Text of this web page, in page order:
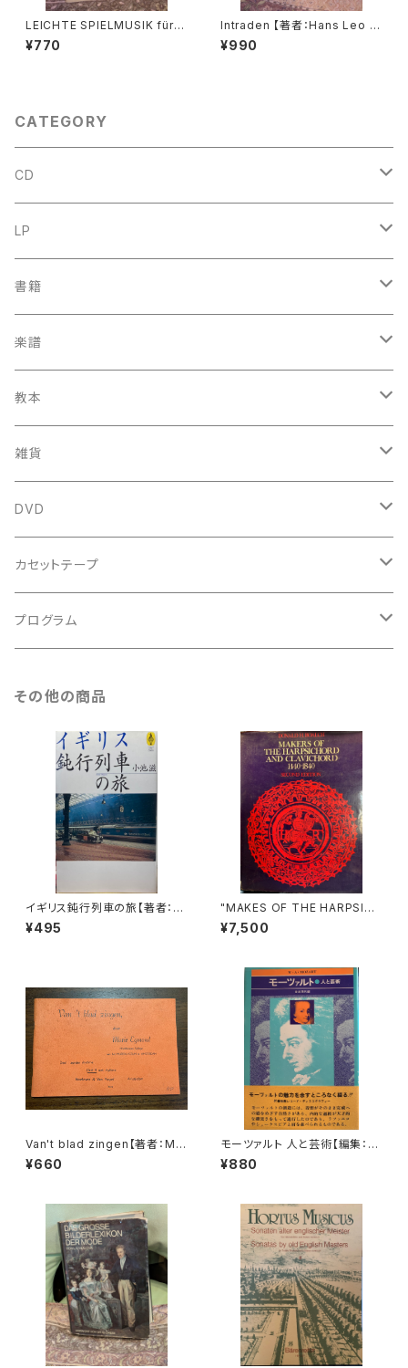
LEICHTE SPIELMUSIK für V
iola da gamba Basso conti
nuo【著者：Schenk, Marais】
¥770
Intraden 【著者：Hans Leo H
assler】出版社：BÄRENREITE
R KASSEL 1951年
¥990
CATEGORY
CD
古楽
中古CD
鍋島元子関連CD
古楽以外
中古CD
LP
古楽
中古LP
鍋島元子関連LP
古楽以外
中古LP
書籍
古楽関係
中古本
新古本
古楽以外
中古本
中古本
楽譜
古楽関係
スコア
鍵盤用
古楽以外
スコア
教本
古楽関係
古楽以外
雑貨
トートバッグ
バロック
ルネサンス
DVD
古楽
古楽以外
カセットテープ
古楽
プログラム
古楽以外
その他の商品
イギリス鈍行列車の旅【著者：小
池滋】出版社：NTT出版 1997
年
¥495
"MAKES OF THE HARPSICH
ORD AND CLAVICHORD 14
40-1840 SECOND EDITION
ss 1974年"
¥7,500
Van't blad zingen【著者：Mar
ie Egmond】出版社：BROEK
MANS&VAN POPPEL
¥660
モーツァルト 人と芸術【編集：音
楽現代】出版社：芸術現代社 昭
和51年
¥880